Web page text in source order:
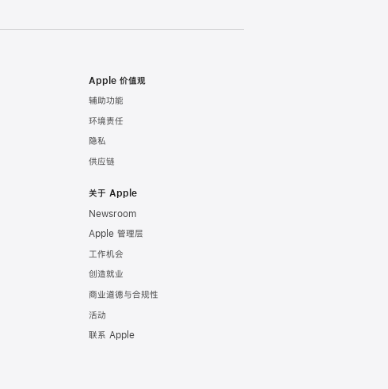
Apple 价值观
辅助功能
环境责任
隐私
供应链
关于 Apple
Newsroom
Apple 管理层
工作机会
创造就业
商业道德与合规性
活动
联系 Apple